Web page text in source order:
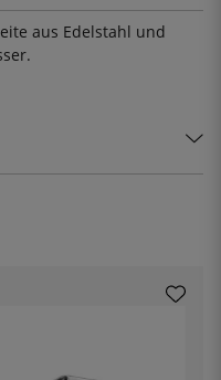
aus Edelstahl und